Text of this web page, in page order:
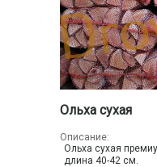
Ольха сухая
Описание:
Ольха сухая
длина 40-42 см.